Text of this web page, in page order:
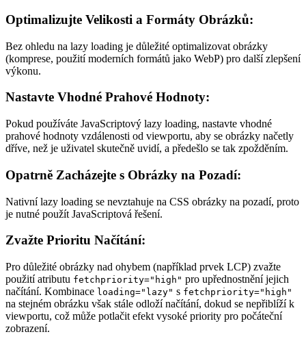
Optimalizujte Velikosti a Formáty Obrázků:
Bez ohledu na lazy loading je důležité optimalizovat obrázky
(komprese, použití moderních formátů jako WebP) pro další zlepšení
výkonu.
Nastavte Vhodné Prahové Hodnoty:
Pokud používáte JavaScriptový lazy loading, nastavte vhodné
prahové hodnoty vzdálenosti od viewportu, aby se obrázky načetly
dříve, než je uživatel skutečně uvidí, a předešlo se tak zpožděním.
Opatrně Zacházejte s Obrázky na Pozadí:
Nativní lazy loading se nevztahuje na CSS obrázky na pozadí, proto
je nutné použít JavaScriptová řešení.
Zvažte Prioritu Načítání:
Pro důležité obrázky nad ohybem (například prvek LCP) zvažte
použití atributu fetchpriority="high" pro upřednostnění jejich
načítání. Kombinace loading="lazy" s fetchpriority="high"
na stejném obrázku však stále odloží načítání, dokud se nepřiblíží k
viewportu, což může potlačit efekt vysoké priority pro počáteční
zobrazení.